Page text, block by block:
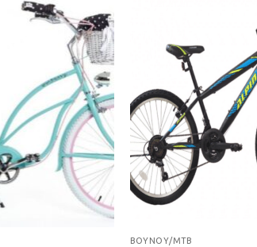
Προσθήκη
στη Λίστα
Επιθυμιών
ΒΟΥΝΟΎ/ΜΤΒ